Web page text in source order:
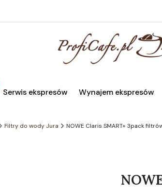
Serwis ekspresów Wynajem ekspresów
Filtry do wody Jura NOWE Claris SMART+ 3pack